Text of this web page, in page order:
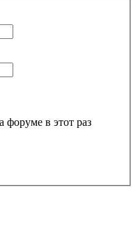
в этот раз